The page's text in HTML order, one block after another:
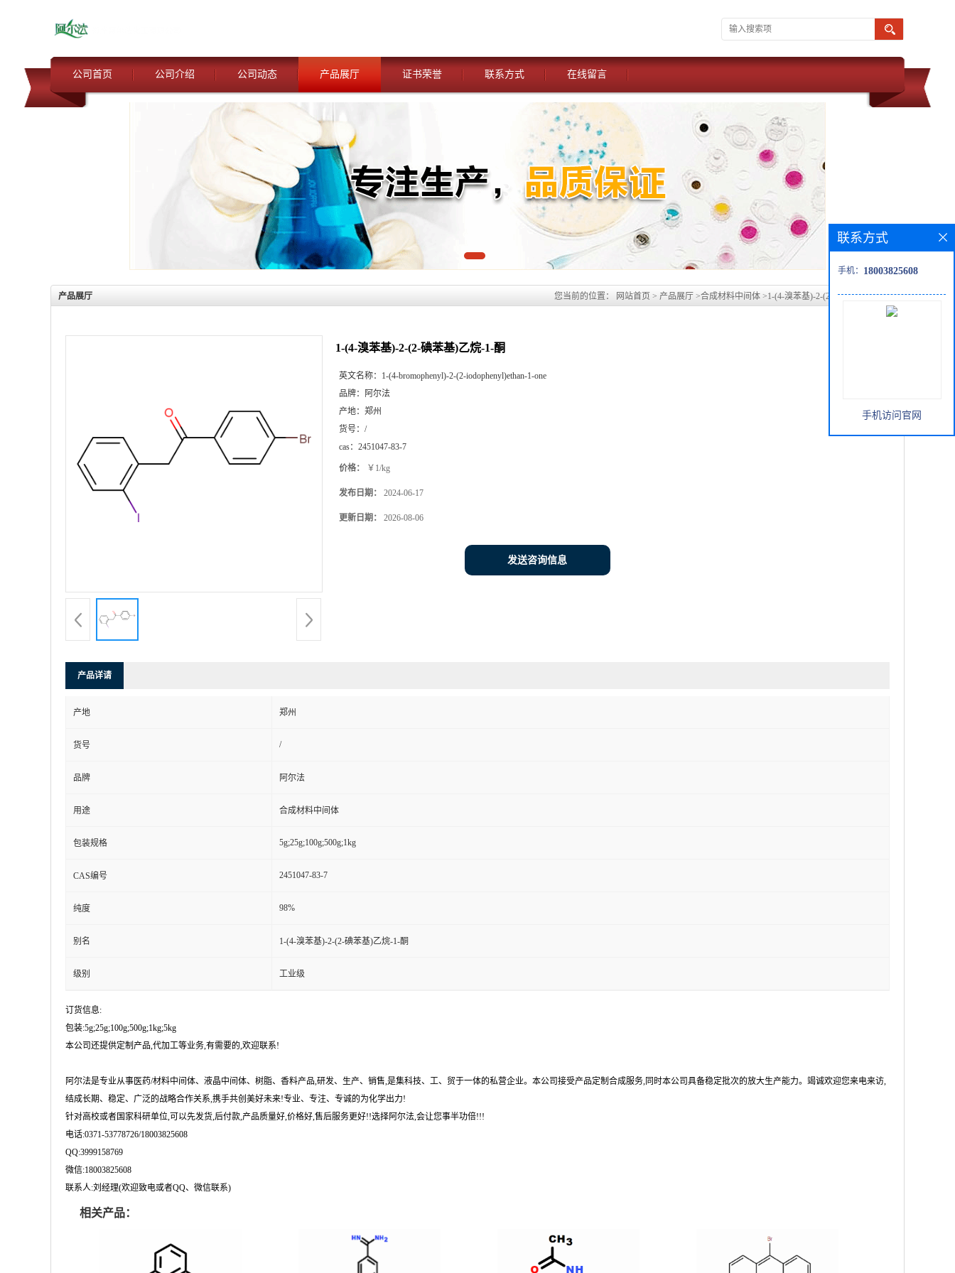
公司首页 公司介绍 公司动态 产品展厅 证书荣誉 联系方式 在线留言
产品展厅 您当前的位置： 网站首页 > 产品展厅 >合成材料中间体 >1-(4-溴苯基)-2-(2-碘苯基)乙烷-1-酮
1-(4-溴苯基)-2-(2-碘苯基)乙烷-1-酮
英文名称： 1-(4-bromophenyl)-2-(2-iodophenyl)ethan-1-one
品牌：
阿尔法
产地： 郑州
货号： /
cas： 2451047-83-7
价格： ￥1/kg
发布日期： 2024-06-17
更新日期： 2026-08-06
发送咨询信息
产品详请
产地 郑州
货号 /
品牌 阿尔法
用途 合成材料中间体
包装规格 5g;25g;100g;500g;1kg
CAS编号 2451047-83-7
纯度 98%
别名 1-(4-溴苯基)-2-(2-碘苯基)乙烷-1-酮
级别 工业级
订货信息:
包装:5g;25g;100g;500g;1kg;5kg
本公司还提供定制产品,代加工等业务,有需要的,欢迎联系!
阿尔法是专业从事医药/材料中间体、液晶中间体、树脂、香料产品,研发、生产、销售,是集科技、工、贸于一体的私营企业。本公司接受产品定制合成服务,同时本公司具备稳定批次的放大生产能力。竭诚欢迎您来电来访,
结成长期、稳定、广泛的战略合作关系,携手共创美好未来!专业、专注、专诚的为化学出力!
针对高校或者国家科研单位,可以先发货,后付款,产品质量好,价格好,售后服务更好!!选择阿尔法,会让您事半功倍!!!
电话:0371-53778726/18003825608
QQ:3999158769
微信:18003825608
联系人:刘经理(欢迎致电或者QQ、微信联系)
相关产品：
联系方式
手机： 18003825608
手机访问官网